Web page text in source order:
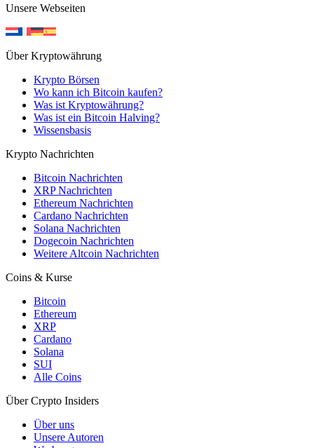
Unsere Webseiten
Über Kryptowährung
Krypto Börsen
Wo kann ich Bitcoin kaufen?
Was ist Kryptowährung?
Was ist ein Bitcoin Halving?
Wissensbasis
Krypto Nachrichten
Bitcoin Nachrichten
XRP Nachrichten
Ethereum Nachrichten
Cardano Nachrichten
Solana Nachrichten
Dogecoin Nachrichten
Weitere Altcoin Nachrichten
Coins & Kurse
Bitcoin
Ethereum
XRP
Cardano
Solana
SUI
Alle Coins
Über Crypto Insiders
Über uns
Unsere Autoren